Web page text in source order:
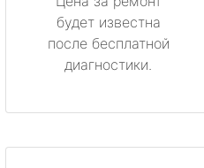
будет известна
после бесплатной
диагностики.